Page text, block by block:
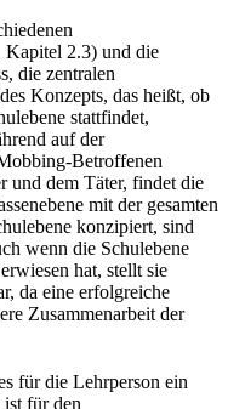
2.3) und die
die zentralen
Konzepts, das heißt, ob
stattfindet,
auf der
Betroffenen
und dem Täter, findet die
mit der gesamten
konzipiert, sind
wenn die Schulebene
hat, stellt sie
da eine erfolgreiche
Zusammenarbeit der
für die Lehrperson ein
für den